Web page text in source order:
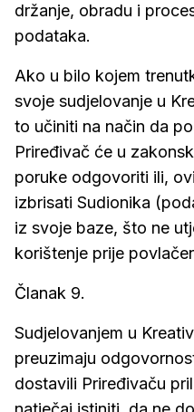
držanje, obradu i
podataka.
Ako u bilo kojem
svoje sudjelovanje u
to učiniti na način da
Priređivač će u
poruke odgovoriti ili,
izbrisati Sudionika
iz svoje baze, što ne
korištenje prije
Članak 9.
Sudjelovanjem u
preuzimaju
dostavili Priređivaču